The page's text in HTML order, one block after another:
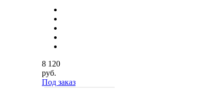
8 120
руб.
Под заказ